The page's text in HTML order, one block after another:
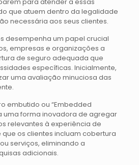
que atuem dentro da legalidade
necessária aos seus clientes.
desempenha um papel crucial
empresas e organizações a
de seguro adequada que
específicas. Inicialmente,
uma avaliação minuciosa das
embutido ou “Embedded
uma forma inovadora de agregar
relevantes à experiência de
os clientes incluam cobertura
serviços, eliminando a
adicionais.